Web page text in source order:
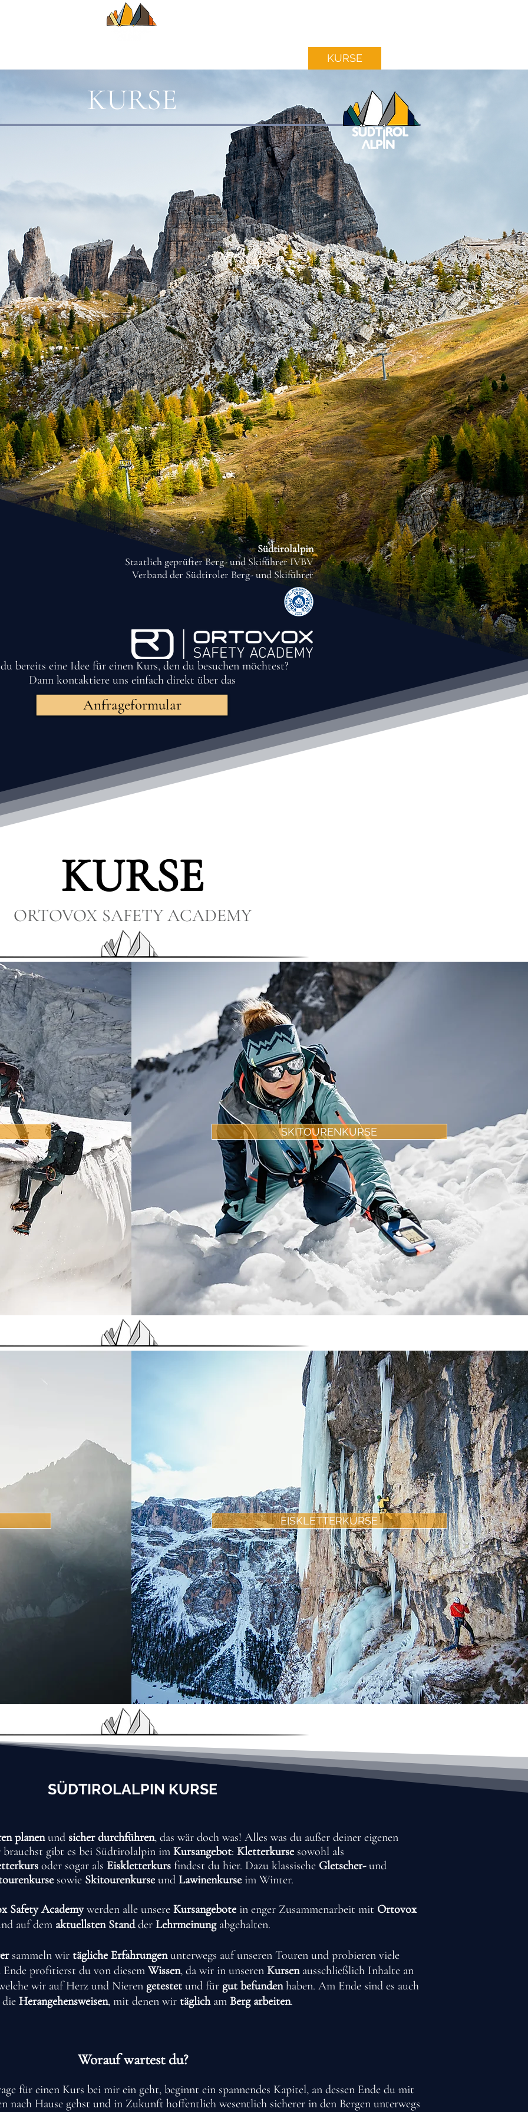
KURSE
KURSE
Südtirolalpin
Staatlich geprüfter Berg- und Skiführer IVBV
Verband der Südtiroler Berg- und Skiführer
bereits eine Idee für einen Kurs, den du besuchen möchtest?
Dann kontaktiere uns einfach direkt über das
Anfrageformular
KURSE
ORTOVOX SAFETY ACADEMY
SKITOURENKURSE
EISKLETTERKURSE
SÜDTIROLALPIN KURSE
planenund sicher durchführen, das wär doch was! Alles was du außer deiner eigenen
gibt es bei Südtirolalpin im Kursangebot: Kletterkurse sowohl als
oder sogar als Eiskletterkurs findest du hier. Dazu klassische Gletscher-und
sowie Skitourenkurse und Lawinenkurse im Winter.
Safety Academywerden alle unsere Kursangebote in enger Zusammenarbeit mit Ortovox
auf dem aktuellsten Standder Lehrmeinung abgehalten.
sammeln wir tägliche Erfahrungenunterwegs auf unseren Touren und probieren viele
profitierst du von diesem Wissen, da wir in unseren Kursen ausschließlich Inhalte an
wir auf Herz und Nieren getestetund für gut befundenhaben. Am Ende sind es auch
die Herangehensweisen, mit denen wir täglich am Berg arbeiten.
Worauf wartest du?
für einen Kurs bei mir ein geht, beginnt ein spannendes Kapitel, an dessen Ende du mit
nach Hause gehst und in Zukunft hoffentlich wesentlich sicherer in den Bergen unterwegs